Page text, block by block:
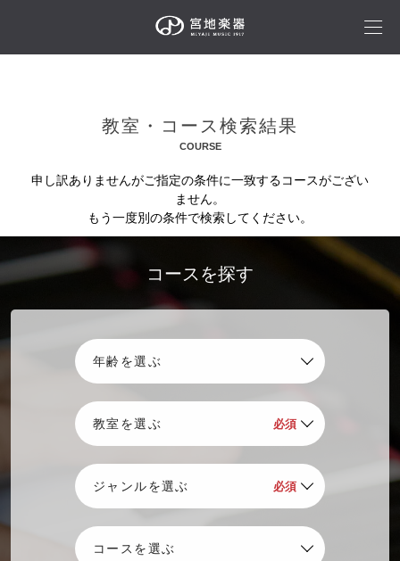
教室・コース検索結果
COURSE
申し訳ありませんがご指定の条件に一致するコースがござい
ません。
もう一度別の条件で検索してください。
コースを探す